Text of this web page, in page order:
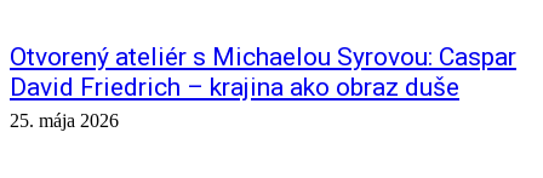
Otvorený ateliér s Michaelou Syrovou: Caspar
David Friedrich – krajina ako obraz duše
25. mája 2026